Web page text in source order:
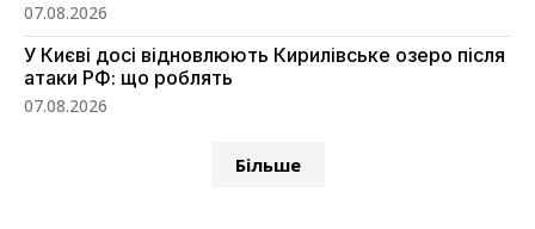
07.08.2026
У Києві досі відновлюють Кирилівське озеро після
атаки РФ: що роблять
07.08.2026
Більше